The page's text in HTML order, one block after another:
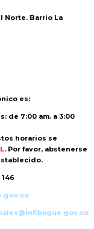
Norte. Barrio La
es:
de 7:00 am. a 3:00
horarios se
. Por favor, abstenerse